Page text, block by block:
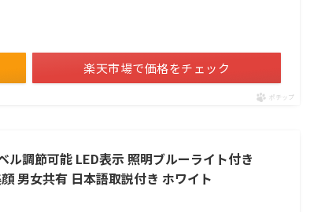
楽天市場で価格をチェック
ポチップ
ル調節可能 LED表示 照明ブルーライト付き
男女共有 日本語取説付き ホワイト